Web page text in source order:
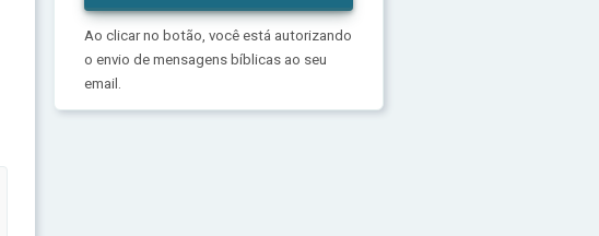
Ao clicar no botão, você está autorizando
o envio de mensagens bíblicas ao seu
email.